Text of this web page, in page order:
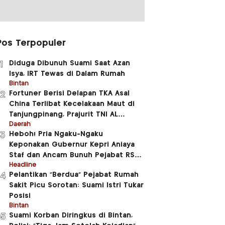
Terpopuler
Diduga Dibunuh Suami Saat Azan
Isya, IRT Tewas di Dalam Rumah
Bintan
Fortuner Berisi Delapan TKA Asal
China Terlibat Kecelakaan Maut di
Tanjungpinang, Prajurit TNI AL
Meninggal Dunia
Daerah
Heboh! Pria Ngaku-Ngaku
Keponakan Gubernur Kepri Aniaya
Staf dan Ancam Bunuh Pejabat RSUD
RAT
Headline
Pelantikan “Berdua” Pejabat Rumah
Sakit Picu Sorotan: Suami Istri Tukar
Posisi
Bintan
Suami Korban Diringkus di Bintan,